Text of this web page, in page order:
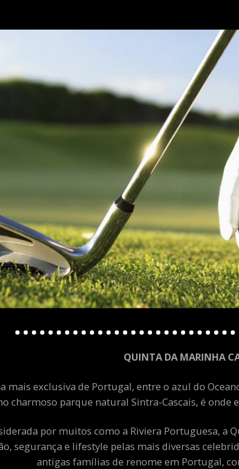
QUINTA DA MARINHA
mais exclusiva de Portugal, entre o azul do
charmoso parque natural Sintra-Cascais, é onde
por muitos como a Riviera Portuguesa, a
segurança e lifestyle pelas mais diversas
antigas famílias de renome em Portugal,